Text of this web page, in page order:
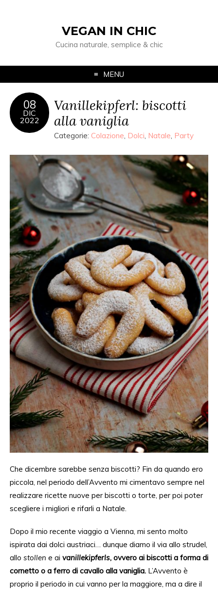
VEGAN IN CHIC
Cucina naturale, semplice & chic
MENU
08
DIC
2022
Vanillekipferl: biscotti
alla vaniglia
Categorie: Colazione, Dolci, Natale, Party
Che dicembre sarebbe senza biscotti? Fin da quando ero
piccola, nel periodo dell’Avvento mi cimentavo sempre nel
realizzare ricette nuove per biscotti o torte, per poi poter
scegliere i migliori e rifarli a Natale.
Dopo il mio recente viaggio a Vienna, mi sento molto
ispirata dai dolci austriaci… dunque diamo il via allo strudel,
allo stollen e ai vanillekipferls, ovvero ai biscotti a forma di
cornetto o a ferro di cavallo alla vaniglia. L’Avvento è
proprio il periodo in cui vanno per la maggiore, ma a dire il